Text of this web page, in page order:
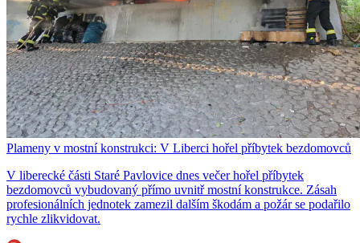
Plameny v mostní konstrukci: V Liberci hořel příbytek bezdomovců
V liberecké části Staré Pavlovice dnes večer hořel příbytek
bezdomovců vybudovaný přímo uvnitř mostní konstrukce. Zásah
profesionálních jednotek zamezil dalším škodám a požár se podařilo
rychle zlikvidovat.